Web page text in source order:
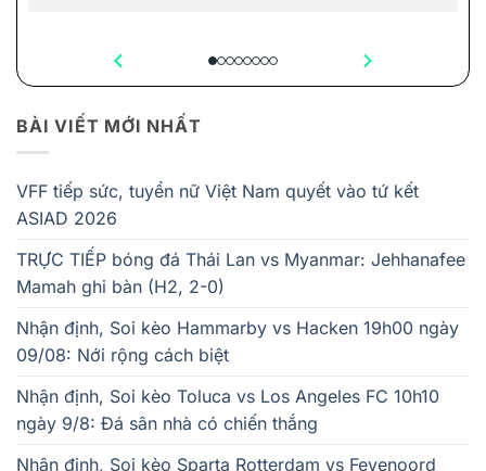
BÀI VIẾT MỚI NHẤT
VFF tiếp sức, tuyển nữ Việt Nam quyết vào tứ kết
ASIAD 2026
TRỰC TIẾP bóng đá Thái Lan vs Myanmar: Jehhanafee
Mamah ghi bàn (H2, 2-0)
Nhận định, Soi kèo Hammarby vs Hacken 19h00 ngày
09/08: Nới rộng cách biệt
Nhận định, Soi kèo Toluca vs Los Angeles FC 10h10
ngày 9/8: Đá sân nhà có chiến thắng
Nhận định, Soi kèo Sparta Rotterdam vs Feyenoord